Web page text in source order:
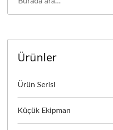
Ürünler
Ürün Serisi
Küçük Ekipman